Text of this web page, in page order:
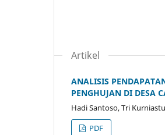
Artikel
ANALISIS
PENGHUJAN DI DESA
Hadi Santoso, Tri
PDF